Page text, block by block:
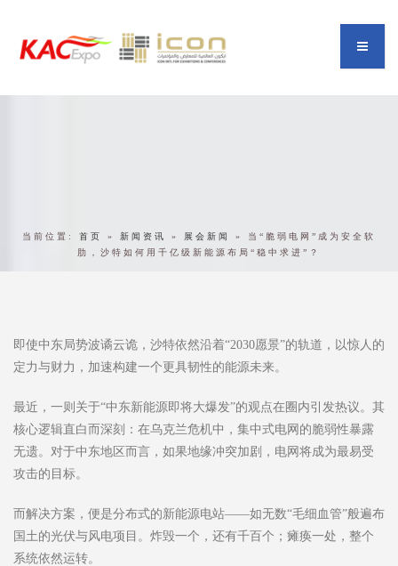
当前位置: 首页 » 新闻资讯 » 展会新闻 » 当“脆弱电网”成为安全软
肋，沙特如何用千亿级新能源布局“稳中求进”？
即使中东局势波谲云诡，沙特依然沿着“2030愿景”的轨道，以惊人的
定力与财力，加速构建一个更具韧性的能源未来。
最近，一则关于“中东新能源即将大爆发”的观点在圈内引发热议。其
核心逻辑直白而深刻：在乌克兰危机中，集中式电网的脆弱性暴露
无遗。对于中东地区而言，如果地缘冲突加剧，电网将成为最易受
攻击的目标。
而解决方案，便是分布式的新能源电站——如无数“毛细血管”般遍布
国土的光伏与风电项目。炸毁一个，还有千百个；瘫痪一处，整个
系统依然运转。